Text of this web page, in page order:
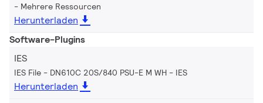
Mehrere Ressourcen
Herunterladen
Software-Plugins
IES
IES File - DN610C 20S/840 PSU-E M WH IES
Herunterladen